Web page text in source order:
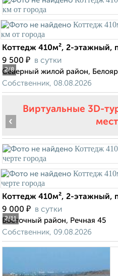
2/8
Коттедж 410м², 2-этажный,
9 500 ₽ в сутки
Северный жилой район,
Собственник, 08.08.2026
Виртуальные 3D-
2/11
‹
Коттедж 410м², 2-этажный,
9 000 ₽ в сутки
Восточный район, Речная 45
Собственник, 09.08.2026